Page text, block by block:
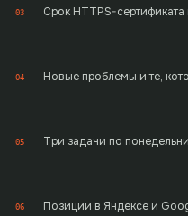
03 Срок HTTPS-
04 Новые проблемы и те,
05 Три задачи по
06 Позиции в Яндексе и